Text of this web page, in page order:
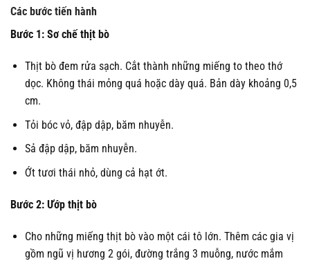
Các bước tiến hành
Bước 1: Sơ chế thịt bò
Thịt bò đem rửa sạch. Cắt thành những miếng to theo thớ
dọc. Không thái mỏng quá hoặc dày quá. Bản dày khoảng 0,5
cm.
Tỏi bóc vỏ, đập dập, băm nhuyễn.
Sả đập dập, băm nhuyễn.
Ớt tươi thái nhỏ, dùng cả hạt ớt.
Bước 2: Ướp thịt bò
Cho những miếng thịt bò vào một cái tô lớn. Thêm các gia vị
gồm ngũ vị hương 2 gói, đường trắng 3 muỗng, nước mắm